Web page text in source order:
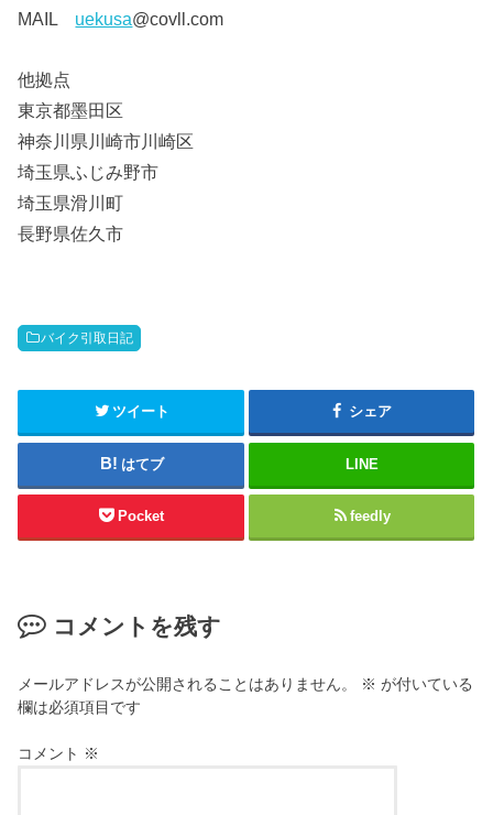
MAIL uekusa@covll.com
他拠点
東京都墨田区
神奈川県川崎市川崎区
埼玉県ふじみ野市
埼玉県滑川町
長野県佐久市
バイク引取日記
ツイート シェア
はてブ LINE
Pocket feedly
コメントを残す
メールアドレスが公開されることはありません。 ※ が付いている
欄は必須項目です
コメント ※